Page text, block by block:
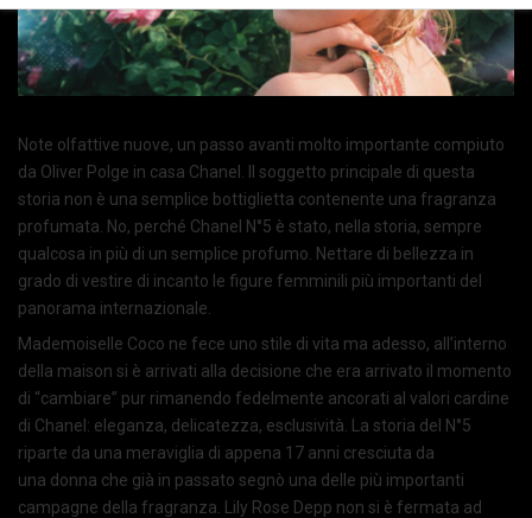
Note olfattive nuove, un passo avanti molto importante compiuto
da Oliver Polge in casa Chanel. Il soggetto principale di questa
storia non è una semplice bottiglietta contenente una fragranza
profumata. No, perché Chanel N°5 è stato, nella storia, sempre
qualcosa in più di un semplice profumo. Nettare di bellezza in
grado di vestire di incanto le figure femminili più importanti del
panorama internazionale.
Mademoiselle Coco ne fece uno stile di vita ma adesso, all’interno
della maison si è arrivati alla decisione che era arrivato il momento
di “cambiare” pur rimanendo fedelmente ancorati al valori cardine
di Chanel: eleganza, delicatezza, esclusività. La storia del N°5
riparte da una meraviglia di appena 17 anni cresciuta da
una donna che già in passato segnò una delle più importanti
campagne della fragranza. Lily Rose Depp non si è fermata ad